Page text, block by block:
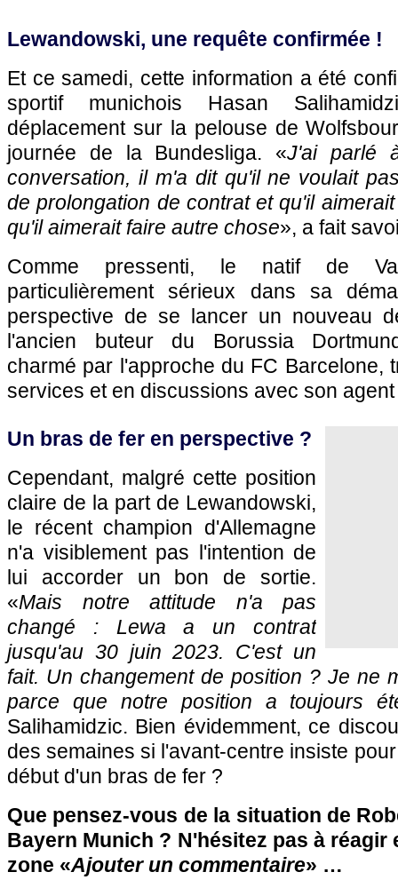
Lewandowski, une requête confirmée !
Et ce samedi, cette information a été
sportif munichois Hasan
déplacement sur la pelouse de
journée de la Bundesliga. «J'ai parlé
conversation, il m'a dit qu'il ne voulait
de prolongation de contrat et qu'il
qu'il aimerait faire autre chose», a fait
Comme pressenti, le natif de
particulièrement sérieux dans sa
perspective de se lancer un nouveau
l'ancien buteur du Borussia
charmé par l'approche du FC Barcelone,
services et en discussions avec son
Un bras de fer en perspective ?
Cependant, malgré cette position
claire de la part de Lewandowski,
le récent champion d'Allemagne
n'a visiblement pas l'intention de
lui accorder un bon de sortie.
«Mais notre attitude n'a pas
changé : Lewa a un contrat
jusqu'au 30 juin 2023. C'est un
fait. Un changement de position ? Je ne
parce que notre position a toujours
Salihamidzic. Bien évidemment, ce
des semaines si l'avant-centre insiste
début d'un bras de fer ?
Que pensez-vous de la situation de
Bayern Munich ? N'hésitez pas à réagir
zone «Ajouter un commentaire» …